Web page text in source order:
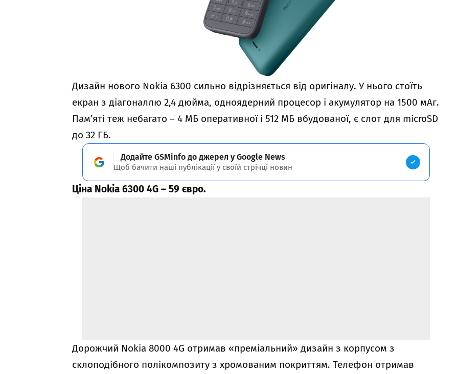
Дизайн нового Nokia 6300 сильно відрізняється від оригіналу. У нього стоїть
екран з діагоналлю 2,4 дюйма, одноядерний процесор і акумулятор на 1500 мАг.
Пам’яті теж небагато – 4 МБ оперативної і 512 МБ вбудованої, є слот для microSD
до 32 ГБ.
Додайте GSMinfo до джерел у Google News
Щоб бачити наші публікації у своїй стрічці новин
Ціна Nokia 6300 4G – 59 євро.
Дорожчий Nokia 8000 4G отримав «преміальний» дизайн з корпусом з
склоподібного полікомпозиту з хромованим покриттям. Телефон отримав